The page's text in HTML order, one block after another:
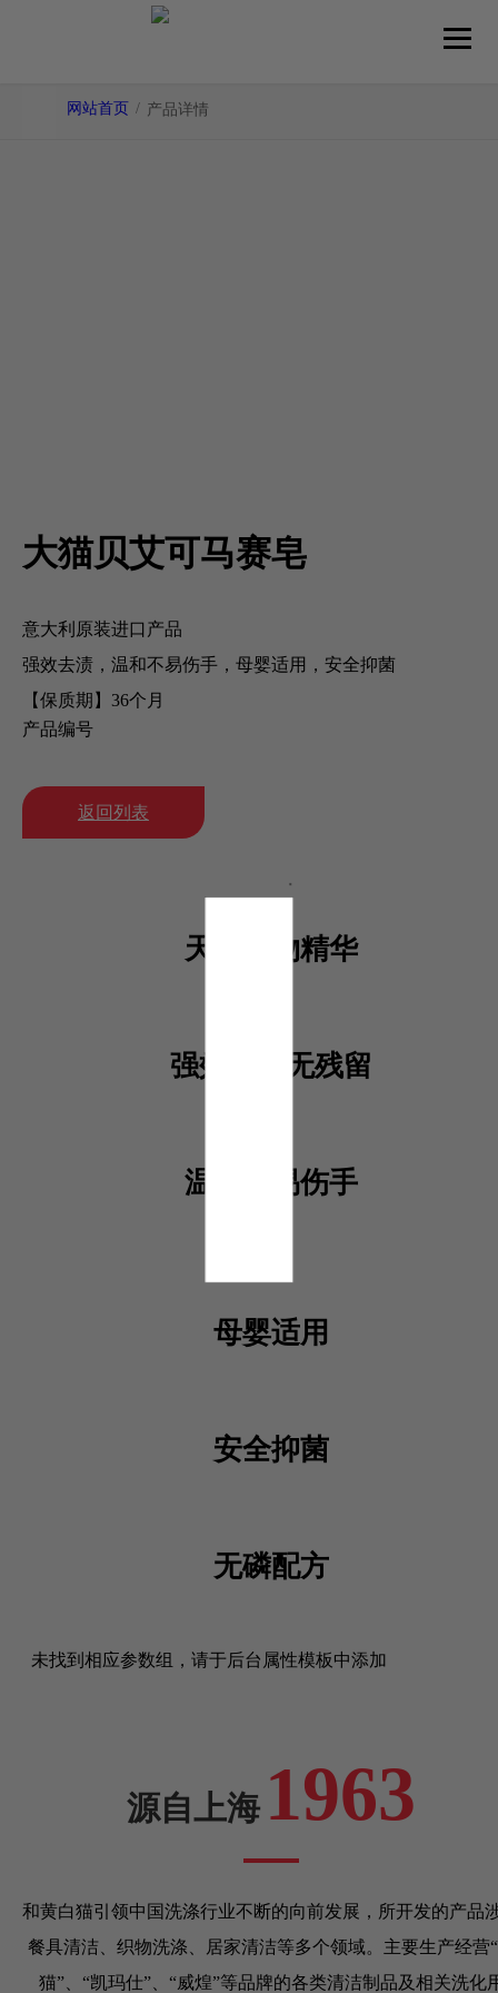
网站首页 / 产品详情
大猫贝艾可马赛皂
意大利原装进口产品
强效去渍，温和不易伤手，母婴适用，安全抑菌
【保质期】36个月
产品编号
返回列表
天然植物精华
强效去渍无残留
温和不易伤手
母婴适用
安全抑菌
无磷配方
未找到相应参数组，请于后台属性模板中添加
源自上海 1963
和黄白猫引领中国洗涤行业不断的向前发展，所开发的产品
餐具清洁、织物洗涤、居家清洁等多个领域。主要生产经营
猫”、“凯玛仕”、“威煌”等品牌的各类清洁制品及相关洗化